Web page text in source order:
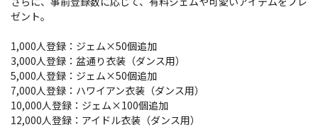
ゼント。
1,000人登録：ジェム×50個追加
3,000人登録：盆通り衣装（ダンス用）
5,000人登録：ジェム×50個追加
7,000人登録：ハワイアン衣装（ダンス用）
10,000人登録：ジェム×100個追加
12,000人登録：アイドル衣装（ダンス用）